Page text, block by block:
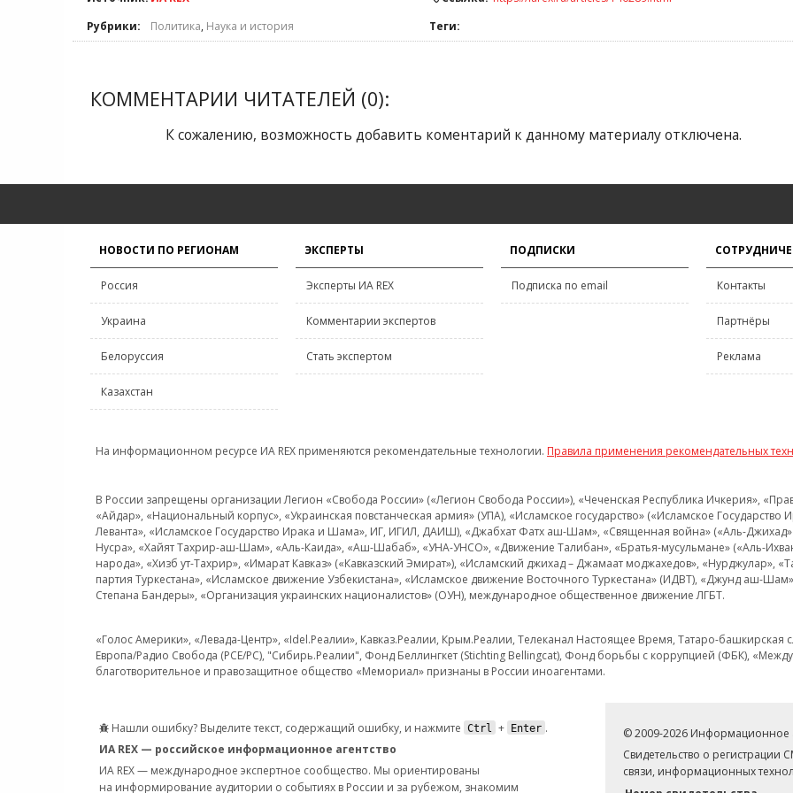
Рубрики:
Политика, Наука и история Теги:
КОММЕНТАРИИ ЧИТАТЕЛЕЙ (0):
К сожалению, возможность добавить коментарий к данному материалу отключена.
НОВОСТИ ПО РЕГИОНАМ
Россия
Украина
Белоруссия
Казахстан
ЭКСПЕРТЫ
Эксперты ИА REX
Комментарии экспертов
Стать экспертом
ПОДПИСКИ
Подписка по email Контакты
Партнёры
Реклама
На информационном ресурсе ИА REX применяются рекомендательные технологии. Правила применения рекомендательных
В России запрещены организации Легион «Свобода России» («Легион Свобода России»), «Чеченская Республика Ичкерия»,
«Айдар», «Национальный корпус», «Украинская повстанческая армия» (УПА), «Исламское государство» («Исламское
Леванта», «Исламское Государство Ирака и Шама», ИГ, ИГИЛ, ДАИШ), «Джабхат Фатх аш-Шам», «Священная война» («Аль-Джихад»
Нусра», «Хайят Тахрир-аш-Шам», «Аль-Каида», «Аш-Шабаб», «УНА-УНСО», «Движение Талибан», «Братья-мусульмане» («Аль-
народа», «Хизб ут-Тахрир», «Имарат Кавказ» («Кавказский Эмират»), «Исламский джихад – Джамаат моджахедов», «Нурджулар»,
партия Туркестана», «Исламское движение Узбекистана», «Исламское движение Восточного Туркестана» (ИДВТ), «Джунд аш-
Степана Бандеры», «Организация украинских националистов» (ОУН), международное общественное движение ЛГБТ.
«Голос Америки», «Левада-Центр», «Idel.Реалии», Кавказ.Реалии, Крым.Реалии, Телеканал Настоящее Время, Татаро-
Европа/Радио Свобода (PCE/PC), "Сибирь.Реалии", Фонд Беллингкет (Stichting Bellingcat), Фонд борьбы с коррупцией (ФБК),
благотворительное и правозащитное общество «Мемориал» признаны в России иноагентами.
Нашли ошибку? Выделите текст, содержащий ошибку, и нажмите Ctrl + Enter .
ИА REX — российское информационное агентство
ИА REX — международное экспертное сообщество. Мы ориентированы
на информирование аудитории о событиях в России и за рубежом, знакомим
© 2009-2026 Информационное
Свидетельство о
связи, информационных